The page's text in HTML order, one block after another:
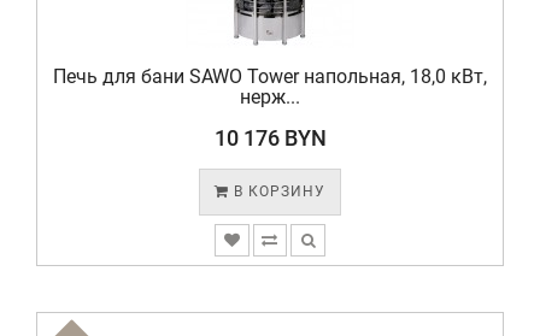
Печь для бани SAWO Tower напольная, 18,0 кВт,
нерж...
10 176 BYN
В КОРЗИНУ